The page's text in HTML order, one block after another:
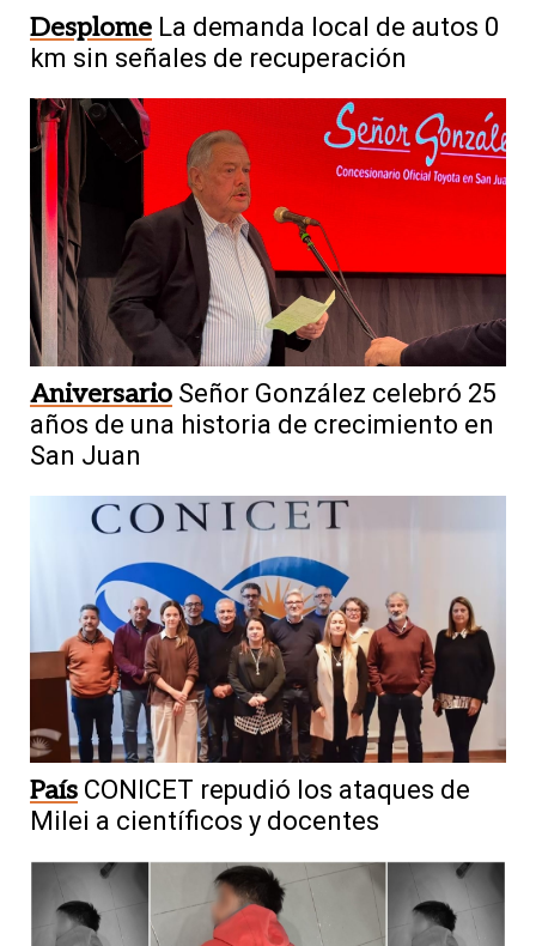
Desplome La demanda local de autos 0
km sin señales de recuperación
Aniversario Señor González celebró 25
años de una historia de crecimiento en
San Juan
País CONICET repudió los ataques de
Milei a científicos y docentes